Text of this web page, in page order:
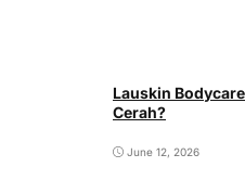
Lauskin
Cerah?
June 12, 2026